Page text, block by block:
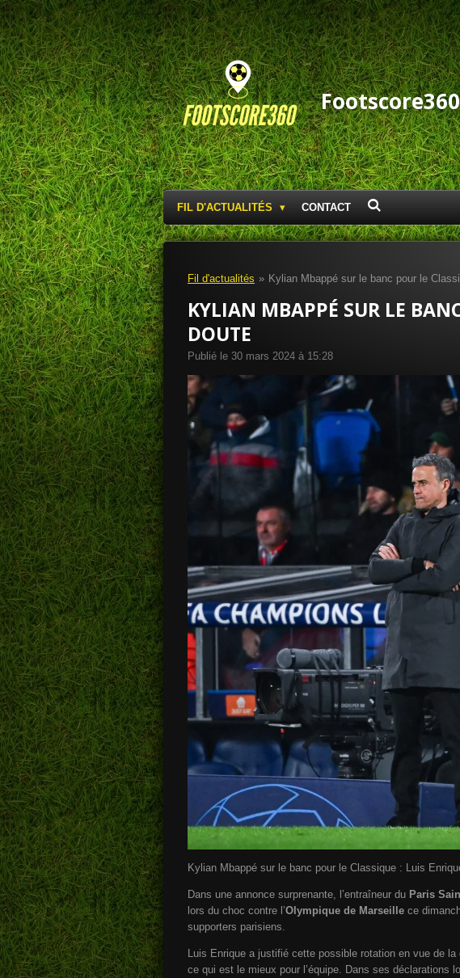
Passer
au
contenu
principal
Footscore360
FIL D'ACTUALITÉS CONTACT
Fil d'actualités » Kylian Mbappé sur le banc pour le
KYLIAN MBAPPÉ SUR LE
DOUTE
Publié le 30 mars 2024 à 15:28
Kylian Mbappé sur le banc pour le Classique : Luis
Dans une annonce surprenante, l’entraîneur du Paris
lors du choc contre l’Olympique de Marseille ce
supporters parisiens.
Luis Enrique a justifié cette possible rotation en vue de
ce qui est le mieux pour l’équipe. Dans ses déclarations